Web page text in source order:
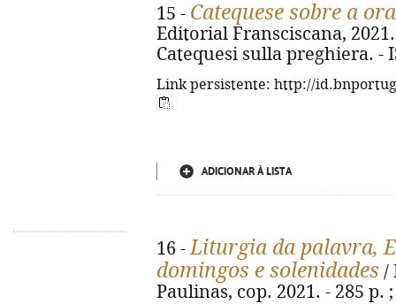
15 - Catequese sobre a
Editorial Fransciscana,
Catequesi sulla preghiera. -
Link persistente: http://
ADICIONAR À LISTA
16 -Liturgia da palavra,
domingos e solenidades /
Paulinas, cop. 2021. - 285 p.